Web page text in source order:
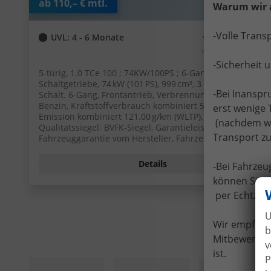
UVL: 4 - 6 Monate 14.205,– €
incl. 19% MwSt.
ab 110,– € mtl.
5-türig, 1.0 TCe 100 ; 74KW/100PS ; 6-Gang-
Schaltgetriebe, 74 kW (101 PS), 999 cm³, 3 Zylinder,
Schalt. 6-Gang, Frontantrieb, Verbrennungsmotor (ICE),
Benzin, Kraftstoffverbrauch kombiniert 5,3 (WLTP), CO₂-
Emission kombiniert 121.00 g/km (WLTP), CO₂-Klasse D,
Qualitätssiegel: BVFK-Siegel, Garantieleistung:
Fahrzeuggarantie vom Hersteller, Fahrzeugnr.: 52279
Details
Warum wir
-Volle
-Sicherheit
-Bei
erst wenige
(nachdem
Transport
-Bei
können Sie
per
Wir
ist.